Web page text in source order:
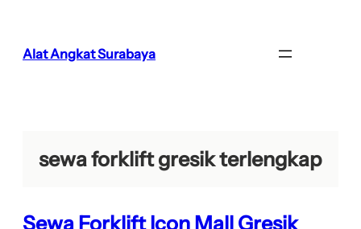
konten
Alat Angkat Surabaya
sewa forklift gresik terlengkap
Sewa Forklift Icon Mall Gresik